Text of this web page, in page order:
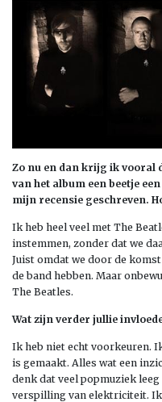
Zo nu en dan krijg ik vooral
van het album een beetje
mijn recensie geschreven.
Ik heb heel veel met The
instemmen, zonder dat we
Juist omdat we door de
de band hebben. Maar
The Beatles.
Wat zijn verder jullie
Ik heb niet echt voorkeuren.
is gemaakt. Alles wat een
denk dat veel popmuziek leeg
verspilling van elektriciteit.